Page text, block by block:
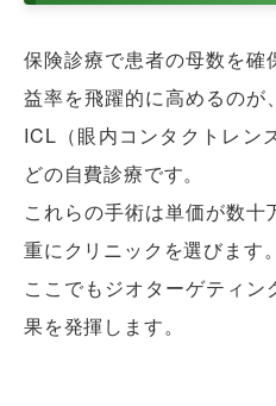
保険診療で患者の母数を確
益率を飛躍的に高めるのが
ICL（眼内コンタクトレン
どの自費診療です。
これらの手術は単価が数
重にクリニックを選びます。
ここでもジオターゲティ
果を発揮します。